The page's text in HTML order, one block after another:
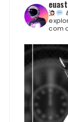
com